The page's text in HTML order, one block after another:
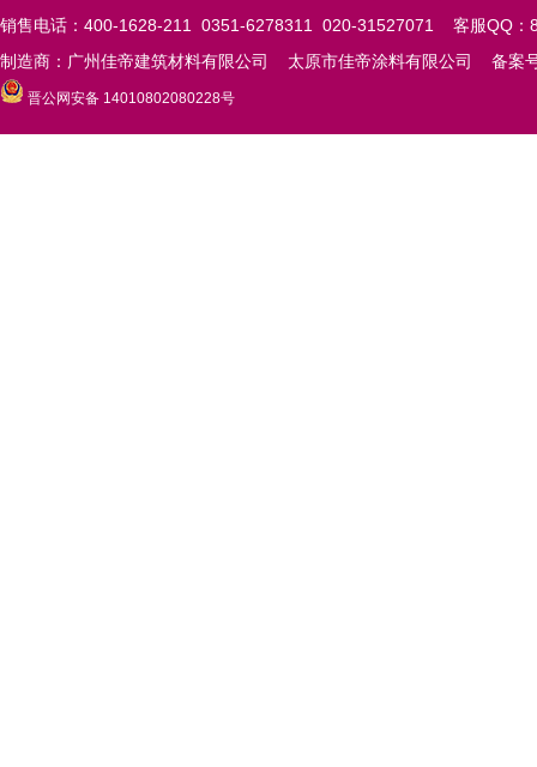
销售电话：400-1628-211 0351-6278311 020-31527071 客服QQ
制造商：广州佳帝建筑材料有限公司 太原市佳帝涂料有限公司 备案
晋公网安备 14010802080228号